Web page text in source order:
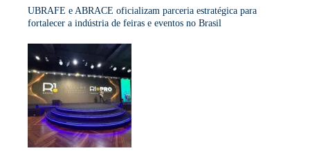
UBRAFE e ABRACE oficializam parceria estratégica para
fortalecer a indústria de feiras e eventos no Brasil